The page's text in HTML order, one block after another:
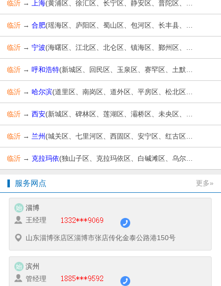
临沂 →上海(黄浦区、徐汇区、长宁区、静安区、普陀区、虹口区、杨浦区、闵行区、宝山区、嘉定区、浦东新区、金山区、松江区、青浦区、奉贤区、崇明区)
临沂 →合肥(瑶海区、庐阳区、蜀山区、包河区、长丰县、肥东县、肥西县、庐江县、巢湖市、高新技术开发区、经济技术开发区)
临沂 →宁波(海曙区、江北区、北仑区、镇海区、鄞州区、奉化区、象山县、宁海县、余姚市、慈溪市)
临沂 →呼和浩特(新城区、回民区、玉泉区、赛罕区、土默特左旗、托克托县、和林格尔县、清水河县、武川县)
临沂 →哈尔滨(道里区、南岗区、道外区、平房区、松北区、香坊区、呼兰区、阿城区、双城区、依兰县、方正县、宾县、巴彦县、木兰县、通河县、延寿县、尚志市、五常市)
临沂 →西安(新城区、碑林区、莲湖区、灞桥区、未央区、雁塔区、阎良区、临潼区、长安区、高陵区、鄠邑区、蓝田县、周至县)
临沂 → 兰州 (城关区、七里河区、西固区、安宁区、红古区、永登县、皋兰县、榆中县)
临沂 →克拉玛依(独山子区、克拉玛依区、白碱滩区、乌尔禾区)
服务网点 更多»
淄博
王经理
山东淄博张店区淄博市张店传化金泰公路港150号
滨州
管经理